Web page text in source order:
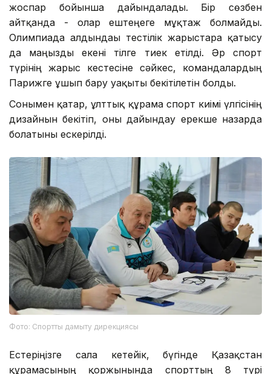
жоспар бойынша дайындалады. Бір сөзбен
айтқанда - олар ештеңеге мұқтаж болмайды.
Олимпиада алдындағы тестілік жарыстарға қатысу
да маңызды екені тілге тиек етілді. Әр спорт
түрінің жарыс кестесіне сәйкес, командалардың
Парижге ұшып бару уақыты бекітілетін болды.
Сонымен қатар, ұлттық құрама спорт киімі үлгісінің
дизайнын бекітіп, оны дайындау ерекше назарда
болатыны ескерілді.
Фото: Спортты дамыту дирекциясы
Естеріңізге сала кетейік, бүгінде Қазақстан
құрамасының қоржынында спорттың 8 түрі